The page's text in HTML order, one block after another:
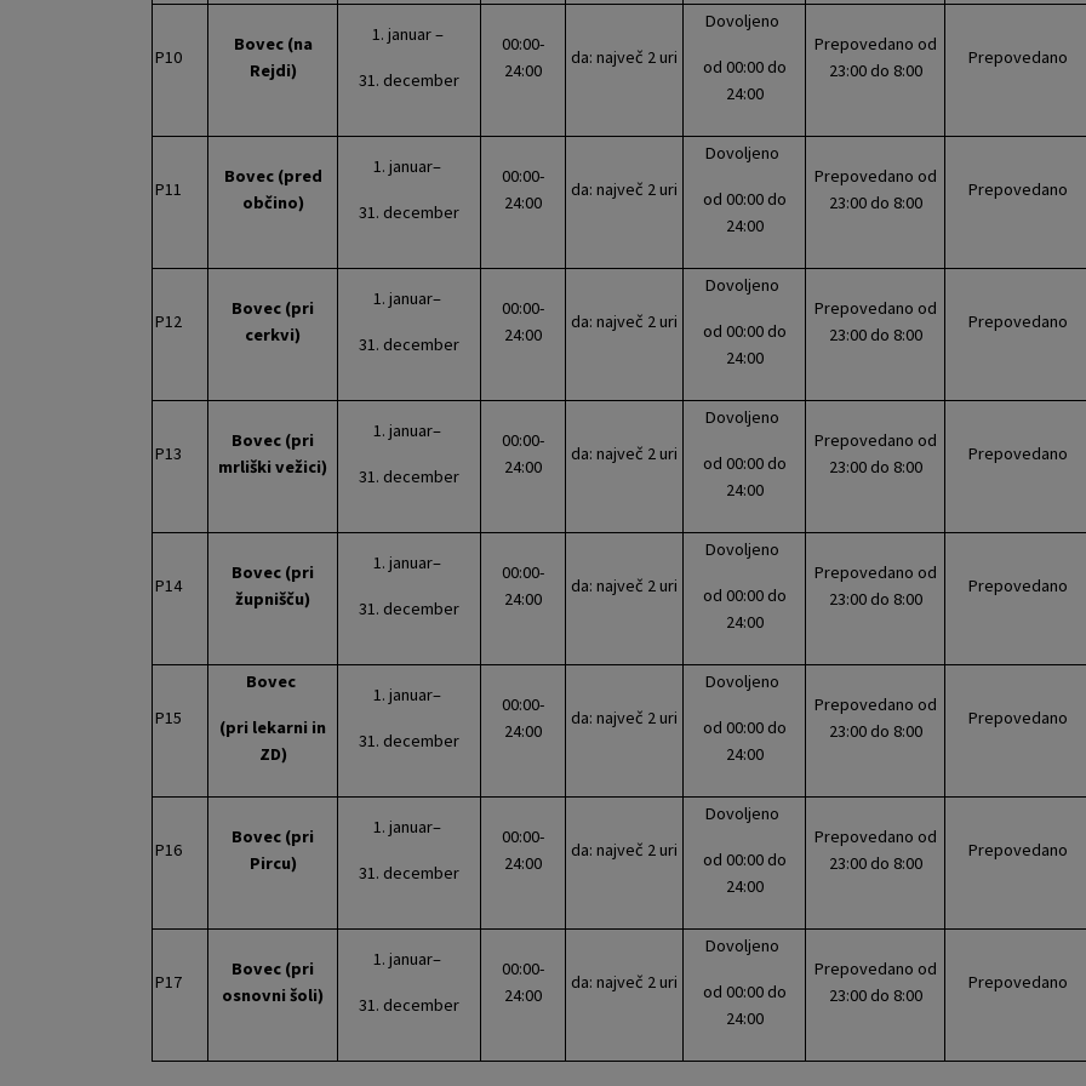
P10
Bovec (na
Rejdi)
1. januar –
31. december
00:00-
24:00
da: največ 2 uri
Dovoljeno
od 00:00 do
24:00
Prepovedano od
23:00 do 8:00
Prepovedano
P11
Bovec (pred
občino)
1. januar–
31. december
00:00-
24:00
da: največ 2 uri
Dovoljeno
od 00:00 do
24:00
Prepovedano od
23:00 do 8:00
Prepovedano
P12
Bovec (pri
cerkvi)
1. januar–
31. december
00:00-
24:00
da: največ 2 uri
Dovoljeno
od 00:00 do
24:00
Prepovedano od
23:00 do 8:00
Prepovedano
P13
Bovec (pri
mrliški vežici)
1. januar–
31. december
00:00-
24:00
da: največ 2 uri
Dovoljeno
od 00:00 do
24:00
Prepovedano od
23:00 do 8:00
Prepovedano
P14
Bovec (pri
župnišču)
1. januar–
31. december
00:00-
24:00
da: največ 2 uri
Dovoljeno
od 00:00 do
24:00
Prepovedano od
23:00 do 8:00
Prepovedano
P15
Bovec
(pri lekarni in
ZD)
1. januar–
31. december
00:00-
24:00
da: največ 2 uri
Dovoljeno
od 00:00 do
24:00
Prepovedano od
23:00 do 8:00
Prepovedano
P16
Bovec (pri
Pircu)
1. januar–
31. december
00:00-
24:00
da: največ 2 uri
Dovoljeno
od 00:00 do
24:00
Prepovedano od
23:00 do 8:00
Prepovedano
P17
Bovec (pri
osnovni šoli)
1. januar–
31. december
00:00-
24:00
da: največ 2 uri
Dovoljeno
od 00:00 do
24:00
Prepovedano od
23:00 do 8:00
Prepovedano